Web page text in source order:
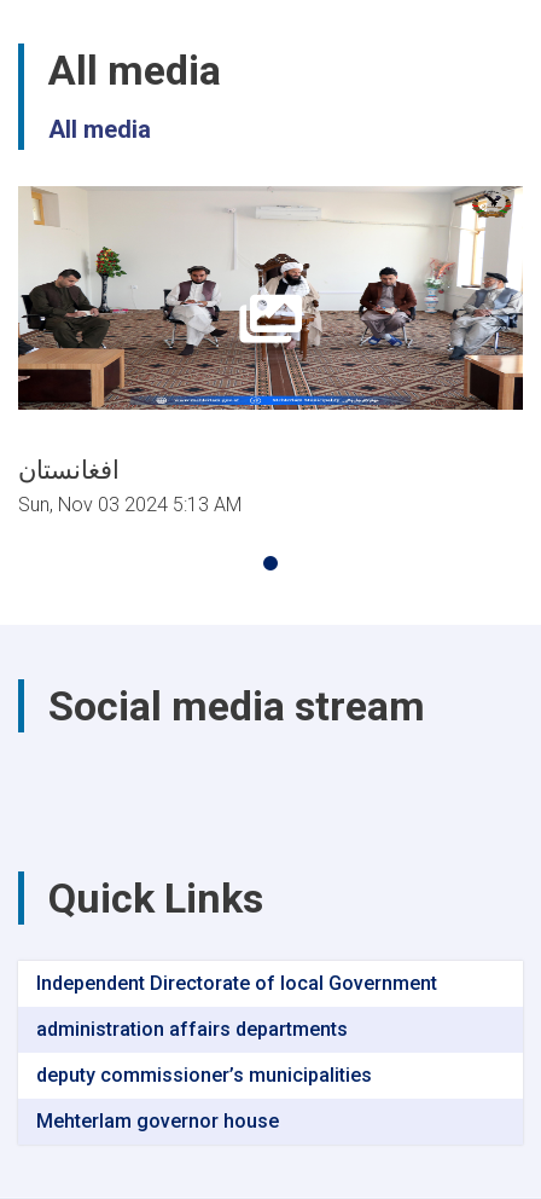
وشوه
All media
All media
افغانستان
Sun, Nov 03 2024 5:13 AM
Social media stream
Quick Links
Independent Directorate of local Government
administration affairs departments
deputy commissioner’s municipalities
Mehterlam governor house